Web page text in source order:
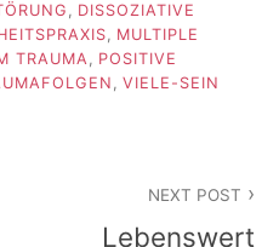
, DISSOZIATIVE
, MULTIPLE
TRAUMA, POSITIVE
, VIELE-SEIN
NEXT POST
Lebenswert